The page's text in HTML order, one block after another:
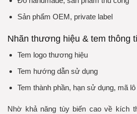
Sản phẩm OEM, private label
Nhãn thương hiệu & tem thông
Tem logo thương hiệu
Tem hướng dẫn sử dụng
Tem thành phần, hạn sử dụng, mã lô
Nhờ khả năng tùy biến cao về kích